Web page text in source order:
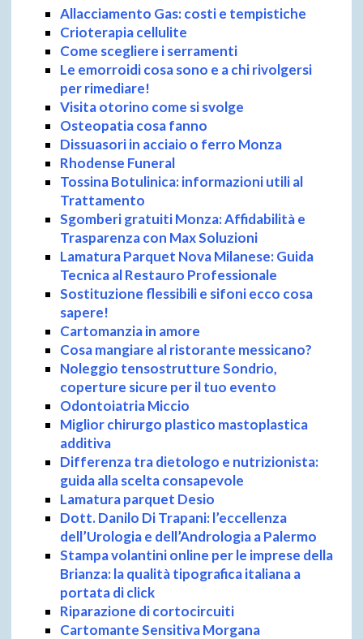
Allacciamento Gas: costi e tempistiche
Crioterapia cellulite
Come scegliere i serramenti
Le emorroidi cosa sono e a chi rivolgersi
per rimediare!
Visita otorino come si svolge
Osteopatia cosa fanno
Dissuasori in acciaio o ferro Monza
Rhodense Funeral
Tossina Botulinica: informazioni utili al
Trattamento
Sgomberi gratuiti Monza: Affidabilità e
Trasparenza con Max Soluzioni
Lamatura Parquet Nova Milanese: Guida
Tecnica al Restauro Professionale
Sostituzione flessibili e sifoni ecco cosa
sapere!
Cartomanzia in amore
Cosa mangiare al ristorante messicano?
Noleggio tensostrutture Sondrio,
coperture sicure per il tuo evento
Odontoiatria Miccio
Miglior chirurgo plastico mastoplastica
additiva
Differenza tra dietologo e nutrizionista:
guida alla scelta consapevole
Lamatura parquet Desio
Dott. Danilo Di Trapani: l’eccellenza
dell’Urologia e dell’Andrologia a Palermo
Stampa volantini online per le imprese della
Brianza: la qualità tipografica italiana a
portata di click
Riparazione di cortocircuiti
Cartomante Sensitiva Morgana